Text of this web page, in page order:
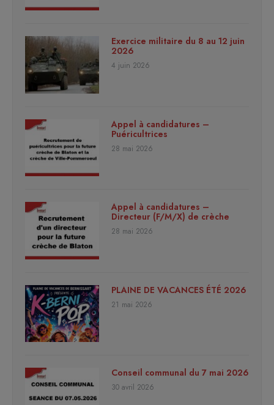
Exercice militaire du 8 au 12 juin
2026
4 juin 2026
Appel à candidatures –
Puéricultrices
28 mai 2026
Appel à candidatures –
Directeur (F/M/X) de crèche
28 mai 2026
PLAINE DE VACANCES ÉTÉ 2026
21 mai 2026
Conseil communal du 7 mai 2026
30 avril 2026